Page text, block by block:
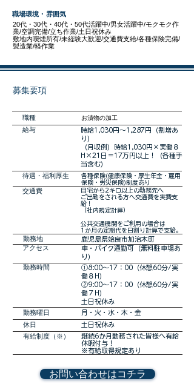
職場環境・雰囲気
20代・30代・40代・50代活躍中/男女活躍中/モクモク作
業/空調完備/立ち作業/土日祝休み
敷地内喫煙所有/未経験大歓迎/交通費支給/各種保険完備/
製造業/軽作業
募集要項
職種
お漬物の加工
時給1,030円～1,287円（割増あ
り）
（月収例）時給1,030円×実働８
H×21日＝17万円以上！（各種手
当含む）
​給与
​待遇・福利厚生
各種保険(健康保険・厚生年金・雇用
保険・労災保険)制度あり
交通費
自宅から2キロ以上の勤務先へ
ご出勤をされる方へ交通費を実費支
給！
（社内規定計算）
公共交通機関をご利用の場合は
1か月の定期代を日割り計算で支給。
勤務地 鹿児島県姶良市加治木町
アクセス
車・バイク通勤可（無料駐車場あ
り）
①8:00～17：00（休憩60分/実
働８H）
②9:00～17：00（休憩60分/実
働７H）
土日祝休み
勤務時間
勤務曜日 月・火・水・木・金
休日 土日祝休み
有給制度（※）
継続6か月勤務された皆様へ有給
休暇付与！
※有給取得規定あり
お問い合わせはコチラ